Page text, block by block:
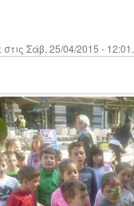
Σάβ, 25/04/2015 - 12:01.